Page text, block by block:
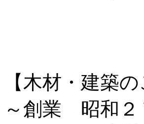
【木材・建築
～創業 昭和２